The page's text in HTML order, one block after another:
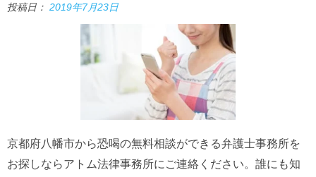
投稿日： 2019年7月23日
京都府八幡市から恐喝の無料相談ができる弁護士事務所を
お探しならアトム法律事務所にご連絡ください。誰にも知